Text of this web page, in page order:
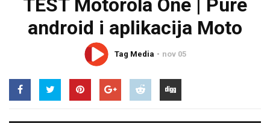
TEST Motorola One | Pure
android i aplikacija Moto
Tag Media nov 05